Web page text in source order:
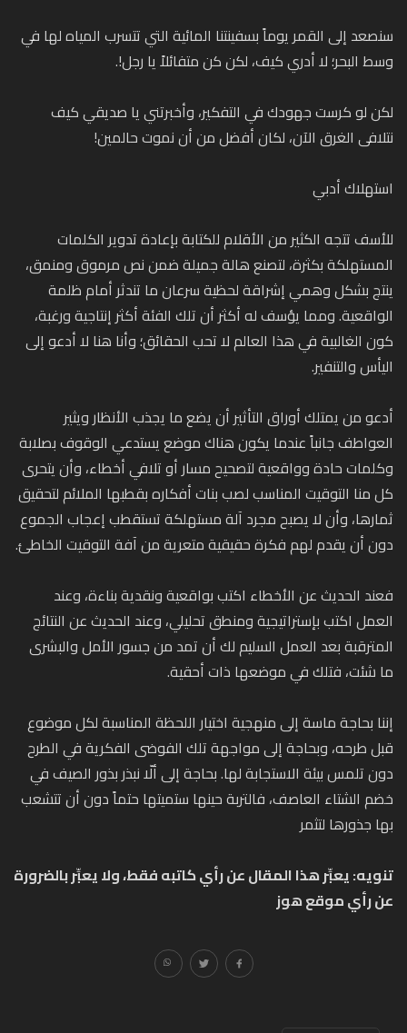
سنصعد إلى القمر يوماً بسفينتنا المائية التي تتسرب المياه لها في
وسط البحر؛ لا أدري كيف، لكن كن متفائلاً يا رجل!.
لكن لو كرست جهودك في التفكير، وأخبرتني يا صديقي كيف
نتلافى الغرق الآن، لكان أفضل من أن نموت حالمين!
استهلاك أدبي
للأسف تتجه الكثير من الأقلام للكتابة بإعادة تدوير الكلمات
المستهلكة بكثرة، لتصنع هالة جميلة ضمن نص مرموق ومنمق،
ينتج بشكل وهمي إشراقة لحظية سرعان ما تندثر أمام ظلمة
الواقعية. ومما يؤسف له أكثر أن تلك الفئة أكثر إنتاجية ورغبة،
كون الغالبية في هذا العالم لا تحب الحقائق؛ وأنا هنا لا أدعو إلى
اليأس والتنفير.
أدعو من يمتلك أوراق التأثير أن يضع ما يجذب الأنظار ويثير
العواطف جانباً عندما يكون هناك موضع يستدعي الوقوف بصلابة
وكلمات حادة وواقعية لتصحيح مسار أو تلافي أخطاء، وأن يتحرى
كل منا التوقيت المناسب لصب بنات أفكاره بقطبها الملائم لتحقيق
ثمارها، وأن لا يصبح مجرد آلة مستهلكة تستقطب إعجاب الجموع
دون أن يقدم لهم فكرة حقيقية متعرية من آفة التوقيت الخاطئ.
فعند الحديث عن الأخطاء اكتب بواقعية ونقدية بناءة، وعند
العمل اكتب بإستراتيجية ومنطق تحليلي، وعند الحديث عن النتائج
المترقبة بعد العمل السليم لك أن تمد من جسور الأمل والبشرى
ما شئت، فتلك في موضعها ذات أحقية.
إننا بحاجة ماسة إلى منهجية اختيار اللحظة المناسبة لكل موضوع
قبل طرحه، وبحاجة إلى مواجهة تلك الفوضى الفكرية في الطرح
دون تلمس بيئة الاستجابة لها. بحاجة إلى ألّا نبذر بذور الصيف في
خضم الشتاء العاصف، فالتربة حينها ستميتها حتماً دون أن تتشعب
بها جذورها لتثمر
تنويه: يعبِّر هذا المقال عن رأي كاتبه فقط، ولا يعبِّر بالضرورة
عن رأي موقع هوز